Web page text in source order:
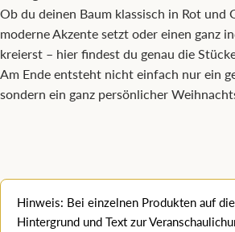
Ob du deinen Baum klassisch in Rot und
moderne Akzente setzt oder einen ganz
kreierst – hier findest du genau die
Am Ende entsteht nicht einfach nur ein
sondern ein ganz persönlicher
Hinweis: Bei einzelnen Produkten auf
Hintergrund und Text zur